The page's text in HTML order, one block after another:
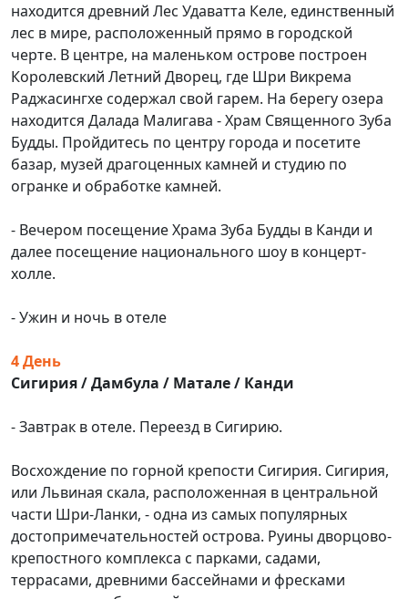
находится древний Лес Удаватта Келе, единственный
лес в мире, расположенный прямо в городской
черте. В центре, на маленьком острове построен
Королевский Летний Дворец, где Шри Викрема
Раджасингхе содержал свой гарем. На берегу озера
находится Далада Малигава - Храм Священного Зуба
Будды. Пройдитесь по центру города и посетите
базар, музей драгоценных камней и студию по
огранке и обработке камней.
- Вечером посещение Храма Зуба Будды в Канди и
далее посещение национального шоу в концерт-
холле.
- Ужин и ночь в отеле
4 День
Сигирия / Дамбула / Матале / Канди
- Завтрак в отеле. Переезд в Сигирию.
Восхождение по горной крепости Сигирия. Сигирия,
или Львиная скала, расположенная в центральной
части Шри-Ланки, - одна из самых популярных
достопримечательностей острова. Руины дворцово-
крепостного комплекса с парками, садами,
террасами, древними бассейнами и фресками